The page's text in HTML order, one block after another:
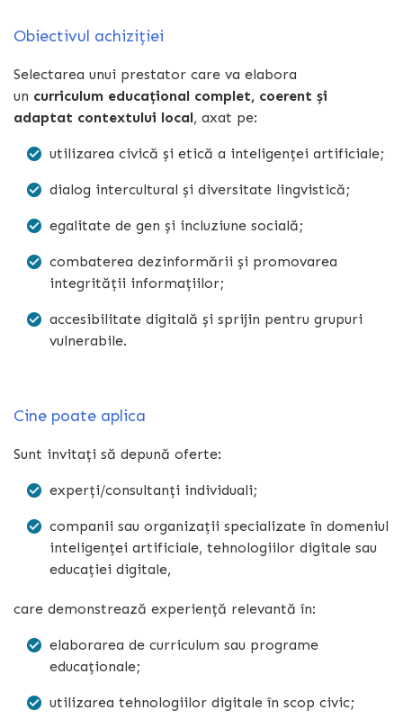
Obiectivul achiziției
Selectarea unui prestator care va elabora
un curriculum educațional complet, coerent și
adaptat contextului local, axat pe:
utilizarea civică și etică a inteligenței artificiale;
dialog intercultural și diversitate lingvistică;
egalitate de gen și incluziune socială;
combaterea dezinformării și promovarea
integrității informațiilor;
accesibilitate digitală și sprijin pentru grupuri
vulnerabile.
Cine poate aplica
Sunt invitați să depună oferte:
experți/consultanți individuali;
companii sau organizații specializate în domeniul
inteligenței artificiale, tehnologiilor digitale sau
educației digitale,
care demonstrează experiență relevantă în:
elaborarea de curriculum sau programe
educaționale;
utilizarea tehnologiilor digitale în scop civic;